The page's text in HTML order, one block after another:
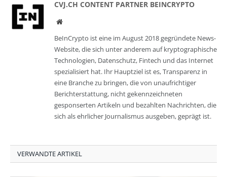
CVJ.CH CONTENT PARTNER BEINCRYPTO
Website
BeInCrypto ist eine im August 2018 gegründete News-
Website, die sich unter anderem auf kryptographische
Technologien, Datenschutz, Fintech und das Internet
spezialisiert hat. Ihr Hauptziel ist es, Transparenz in
eine Branche zu bringen, die von unaufrichtiger
Berichterstattung, nicht gekennzeichneten
gesponserten Artikeln und bezahlten Nachrichten, die
sich als ehrlicher Journalismus ausgeben, geprägt ist.
VERWANDTE ARTIKEL